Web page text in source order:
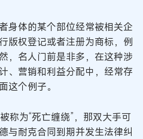
身体的某个部位经常被相关企
版权登记或者注册为商标，例
，名人门前是非多，在这种涉
、营销和利益分配中，经常存
这个例子。
称为“死亡缠绕”，那双大手可
与耐克合同到期并发生法律纠